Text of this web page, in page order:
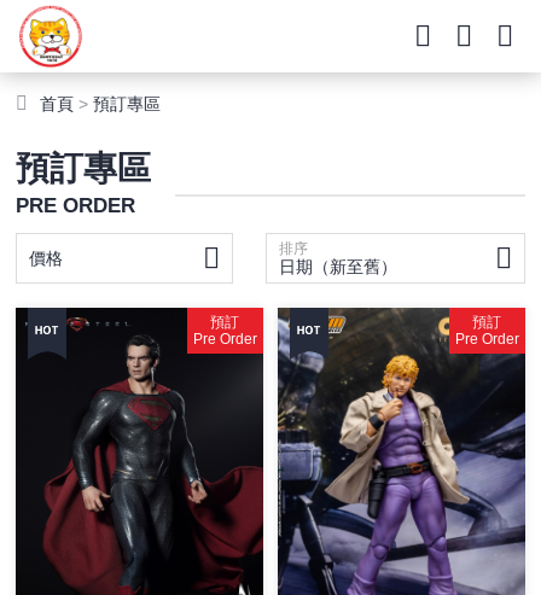
首頁 >預訂專區
預訂專區
PRE ORDER
價格 排序
日期（新至舊）
預訂
Pre Order
預訂
Pre Order